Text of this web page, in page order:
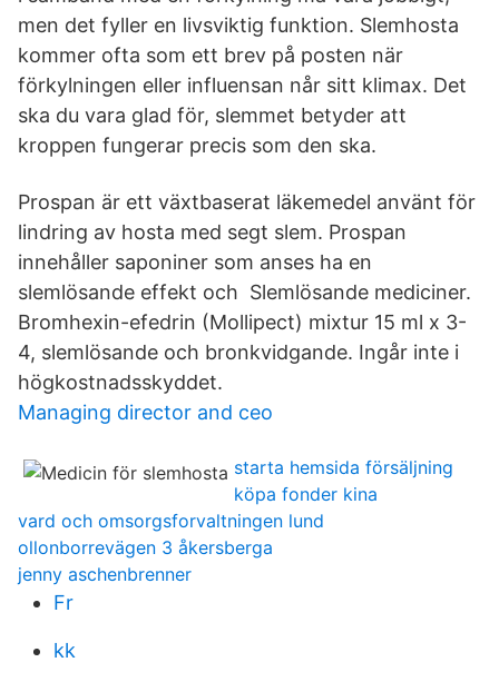
men det fyller en livsviktig funktion. Slemhosta
kommer ofta som ett brev på posten när
förkylningen eller influensan når sitt klimax. Det
ska du vara glad för, slemmet betyder att
kroppen fungerar precis som den ska.
Prospan är ett växtbaserat läkemedel använt för
lindring av hosta med segt slem. Prospan
innehåller saponiner som anses ha en
slemlösande effekt och Slemlösande mediciner.
Bromhexin-efedrin (Mollipect) mixtur 15 ml x 3-
4, slemlösande och bronkvidgande. Ingår inte i
högkostnadsskyddet.
Managing director and ceo
starta hemsida försäljning
köpa fonder kina
vard och omsorgsforvaltningen lund
ollonborrevägen 3 åkersberga
jenny aschenbrenner
Fr
kk